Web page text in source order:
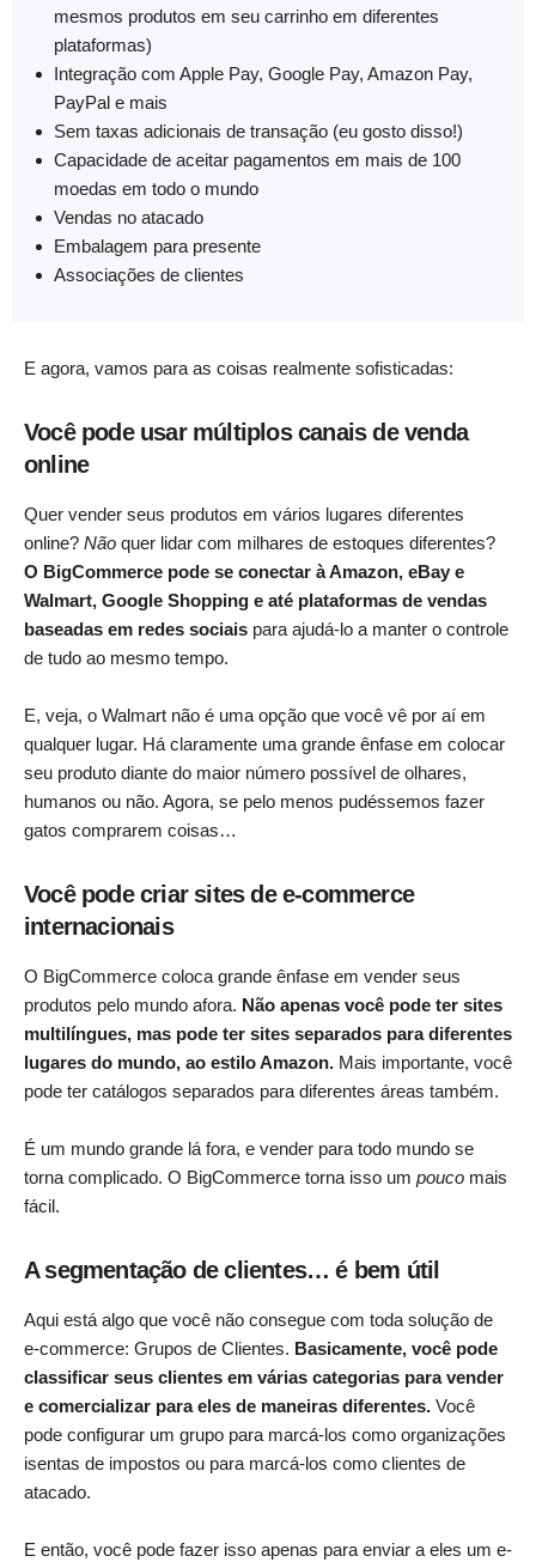
mesmos produtos em seu carrinho em diferentes
plataformas)
Integração com Apple Pay, Google Pay, Amazon Pay,
PayPal e mais
Sem taxas adicionais de transação (eu gosto disso!)
Capacidade de aceitar pagamentos em mais de 100
moedas em todo o mundo
Vendas no atacado
Embalagem para presente
Associações de clientes
E agora, vamos para as coisas realmente sofisticadas:
Você pode usar múltiplos canais de venda
online
Quer vender seus produtos em vários lugares diferentes
online? Não quer lidar com milhares de estoques diferentes?
O BigCommerce pode se conectar à Amazon, eBay e
Walmart, Google Shopping e até plataformas de vendas
baseadas em redes sociais para ajudá-lo a manter o controle
de tudo ao mesmo tempo.
E, veja, o Walmart não é uma opção que você vê por aí em
qualquer lugar. Há claramente uma grande ênfase em colocar
seu produto diante do maior número possível de olhares,
humanos ou não. Agora, se pelo menos pudéssemos fazer
gatos comprarem coisas…
Você pode criar sites de e-commerce
internacionais
O BigCommerce coloca grande ênfase em vender seus
produtos pelo mundo afora. Não apenas você pode ter sites
multilíngues, mas pode ter sites separados para diferentes
lugares do mundo, ao estilo Amazon. Mais importante, você
pode ter catálogos separados para diferentes áreas também.
É um mundo grande lá fora, e vender para todo mundo se
torna complicado. O BigCommerce torna isso um pouco mais
fácil.
A segmentação de clientes… é bem útil
Aqui está algo que você não consegue com toda solução de
e-commerce: Grupos de Clientes. Basicamente, você pode
classificar seus clientes em várias categorias para vender
e comercializar para eles de maneiras diferentes. Você
pode configurar um grupo para marcá-los como organizações
isentas de impostos ou para marcá-los como clientes de
atacado.
E então, você pode fazer isso apenas para enviar a eles um e-